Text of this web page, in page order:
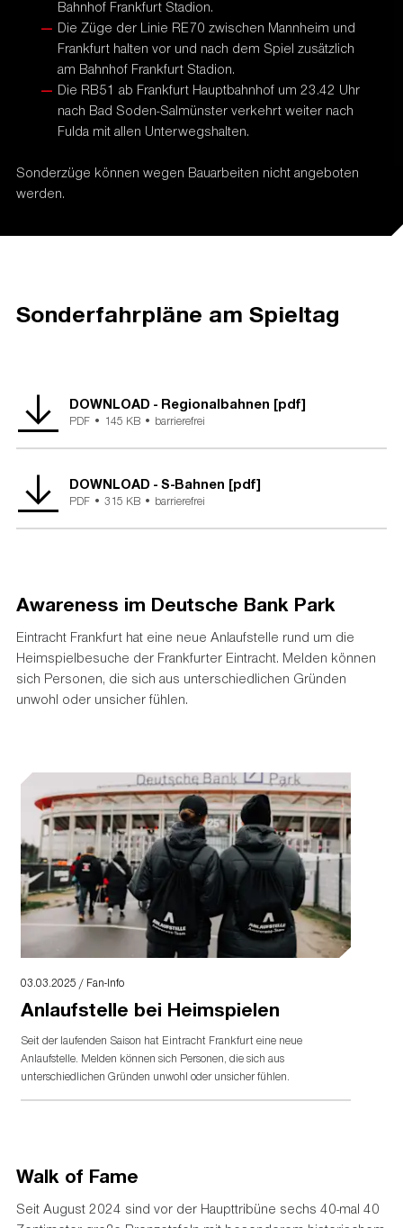
Bahnhof Frankfurt Stadion.
Die Züge der Linie RE70 zwischen Mannheim und
Frankfurt halten vor und nach dem Spiel zusätzlich
am Bahnhof Frankfurt Stadion.
Die RB51 ab Frankfurt Hauptbahnhof um 23.42 Uhr
nach Bad Soden-Salmünster verkehrt weiter nach
Fulda mit allen Unterwegshalten.
Sonderzüge können wegen Bauarbeiten nicht angeboten
werden.
Sonderfahrpläne am Spieltag
DOWNLOAD - Regionalbahnen [pdf]
PDF • 145 KB • barrierefrei
DOWNLOAD - S-Bahnen [pdf]
PDF •315 KB • barrierefrei
Awareness im Deutsche Bank Park
Eintracht Frankfurt hat eine neue Anlaufstelle rund um die
Heimspielbesuche der Frankfurter Eintracht. Melden können
sich Personen, die sich aus unterschiedlichen Gründen
unwohl oder unsicher fühlen.
03.03.2025 / Fan-Info
Anlaufstelle bei Heimspielen
Seit der laufenden Saison hat Eintracht Frankfurt eine neue
Anlaufstelle. Melden können sich Personen, die sich aus
unterschiedlichen Gründen unwohl oder unsicher fühlen.
Walk of Fame
Seit August 2024 sind vor der Haupttribüne sechs 40-mal 40